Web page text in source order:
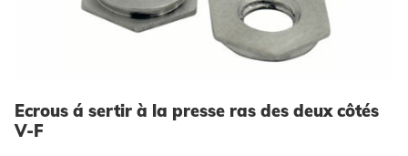
Ecrous á sertir à la presse ras des deux côtés
V-F